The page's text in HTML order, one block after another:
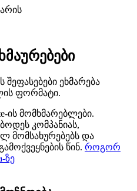
ეხმარება
ფორმატი.
ის მომხმარებლები.
კომპანიას,
მომსახურებებს და
წინ. როგორ
ზე